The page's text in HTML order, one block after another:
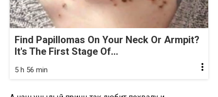
Find Papillomas On Your Neck Or Armpit?
It's The First Stage Of...
5 h 56 min